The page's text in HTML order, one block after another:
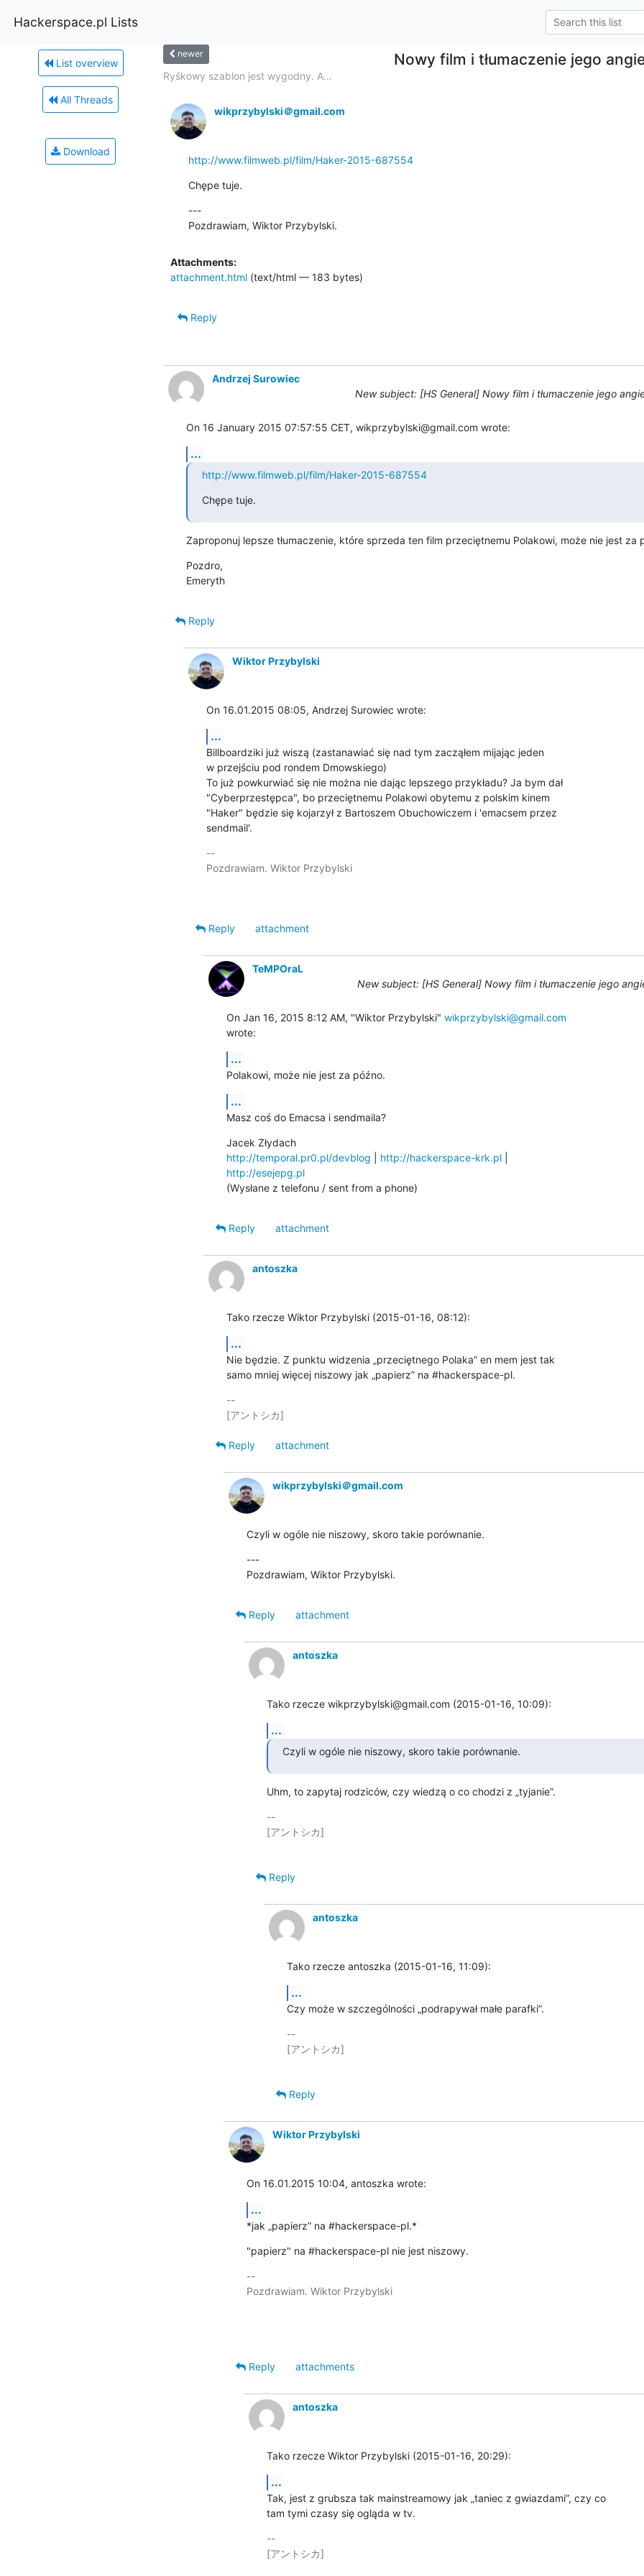
Hackerspace.pl Lists
List overview
All Threads
Download
newer Nowy film i tłumaczenie jego
Ryśkowy szablon jest wygodny. A...
wikprzybylski＠gmail.com
http://www.filmweb.pl/film/Haker-2015-687554
Chępe tuje.
---
Pozdrawiam, Wiktor Przybylski.
Attachments:
attachment.html(text/html — 183 bytes)
Reply
Andrzej Surowiec
New subject: [HS General] Nowy film i tłumaczenie jego
On 16 January 2015 07:57:55 CET, wikprzybylski@gmail.com wrote:
...
http://www.filmweb.pl/film/Haker-2015-687554
Chępe tuje.
Zaproponuj lepsze tłumaczenie, które sprzeda ten film przeciętnemu Polakowi, może nie jest za
Pozdro,
Emeryth
Reply
Wiktor Przybylski
On 16.01.2015 08:05, Andrzej Surowiec wrote:
...
Billboardziki już wiszą (zastanawiać się nad tym zacząłem mijając jeden
w przejściu pod rondem Dmowskiego)
To już powkurwiać się nie można nie dając lepszego przykładu? Ja bym dał
"Cyberprzestępca", bo przeciętnemu Polakowi obytemu z polskim kinem
"Haker" będzie się kojarzył z Bartoszem Obuchowiczem i 'emacsem przez
sendmail'.
--
Pozdrawiam. Wiktor Przybylski
Reply
attachment
TeMPOraL
New subject: [HS General] Nowy film i tłumaczenie jego
On Jan 16, 2015 8:12 AM, "Wiktor Przybylski" wikprzybylski@gmail.com
wrote:
...
Polakowi, może nie jest za późno.
...
Masz coś do Emacsa i sendmaila?
Jacek Złydach
http://temporal.pr0.pl/devblog
http://hackerspace-krk.pl
http://esejepg.pl
(Wysłane z telefonu / sent from a phone)
Reply
attachment
antoszka
Tako rzecze Wiktor Przybylski (2015-01-16, 08:12):
...
Nie będzie. Z punktu widzenia „przeciętnego Polaka” en mem jest tak
samo mniej więcej niszowy jak „papierz” na #hackerspace-pl.
--
Reply
attachment
wikprzybylski＠gmail.com
Czyli w ogóle nie niszowy, skoro takie porównanie.
---
Pozdrawiam, Wiktor Przybylski.
Reply
attachment
antoszka
Tako rzecze wikprzybylski@gmail.com (2015-01-16, 10:09):
...
Czyli w ogóle nie niszowy, skoro takie porównanie.
Uhm, to zapytaj rodziców, czy wiedzą o co chodzi z „tyjanie”.
--
[アントシカ]
Reply
antoszka
Tako rzecze antoszka (2015-01-16, 11:09):
...
Czy może w szczególności „podrapywał małe parafki”.
--
[アントシカ]
Reply
Wiktor Przybylski
On 16.01.2015 10:04, antoszka wrote:
...
*jak „papierz” na #hackerspace-pl.*
"papierz" na #hackerspace-pl nie jest niszowy.
--
Pozdrawiam. Wiktor Przybylski
Reply
attachments
antoszka
Tako rzecze Wiktor Przybylski (2015-01-16, 20:29):
...
Tak, jest z grubsza tak mainstreamowy jak „taniec z gwiazdami”, czy co
tam tymi czasy się ogląda w tv.
--